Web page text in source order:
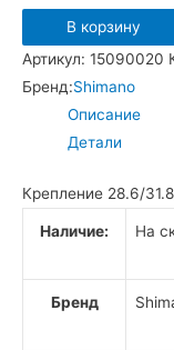
Количество
товара
Shimano
3x10ск.
M611
В корзину
Артикул: 15090020
Бренд:Shimano
Описание
Детали
Крепление 28.6/
Наличие: На
Бренд